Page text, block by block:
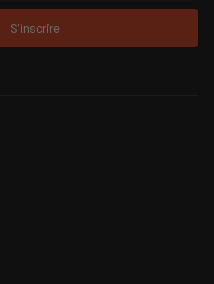
S'inscrire